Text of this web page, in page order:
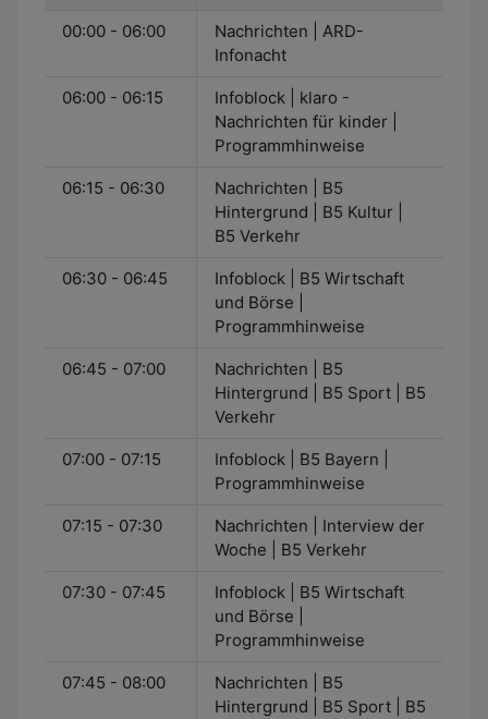
00:00 - 06:00
Nachrichten | ARD-
Infonacht
06:00 - 06:15
Infoblock | klaro -
Nachrichten für kinder |
Programmhinweise
06:15 - 06:30
Nachrichten | B5
Hintergrund | B5 Kultur |
B5 Verkehr
06:30 - 06:45
Infoblock | B5 Wirtschaft
und Börse |
Programmhinweise
06:45 - 07:00
Nachrichten | B5
Hintergrund | B5 Sport | B5
Verkehr
07:00 - 07:15
Infoblock | B5 Bayern |
Programmhinweise
07:15 - 07:30
Nachrichten | Interview der
Woche | B5 Verkehr
07:30 - 07:45
Infoblock | B5 Wirtschaft
und Börse |
Programmhinweise
07:45 - 08:00
Nachrichten | B5
Hintergrund | B5 Sport | B5